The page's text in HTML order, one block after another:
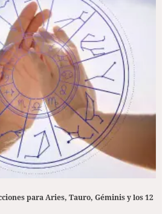
para Aries, Tauro, Géminis y los 12